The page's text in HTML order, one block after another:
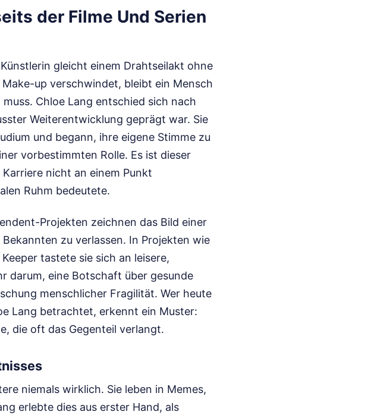
der Filme Und Serien
gleicht einem Drahtseilakt ohne
up verschwindet, bleibt ein Mensch
Chloe Lang entschied sich nach
Weiterentwicklung geprägt war. Sie
und begann, ihre eigene Stimme zu
vorbestimmten Rolle. Es ist dieser
nicht an einem Punkt
Ruhm bedeutete.
Projekten zeichnen das Bild einer
zu verlassen. In Projekten wie
tastete sie sich an leisere,
darum, eine Botschaft über gesunde
menschlicher Fragilität. Wer heute
Lang betrachtet, erkennt ein Muster:
die oft das Gegenteil verlangt.
niemals wirklich. Sie leben in Memes,
erlebte dies aus erster Hand, als